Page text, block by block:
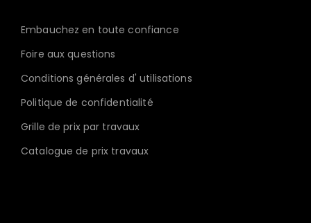
Embauchez en toute confiance
Foire aux questions
Conditions générales d' utilisations
Politique de confidentialité
Grille de prix par travaux
Catalogue de prix travaux